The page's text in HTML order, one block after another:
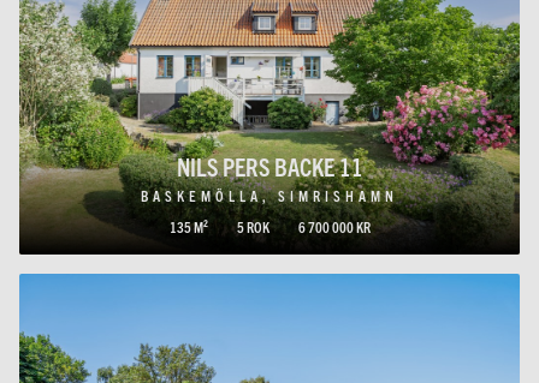
NILS PERS BACKE 11
BASKEMÖLLA, SIMRISHAMN
135 M²
5 ROK 6 700 000 KR